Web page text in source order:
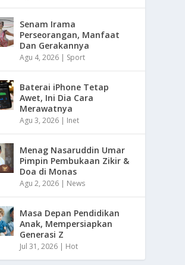
Senam Irama
Perseorangan, Manfaat
Dan Gerakannya
Agu 4, 2026 | Sport
Baterai iPhone Tetap
Awet, Ini Dia Cara
Merawatnya
Agu 3, 2026 | Inet
Menag Nasaruddin Umar
Pimpin Pembukaan Zikir &
Doa di Monas
Agu 2, 2026 | News
Masa Depan Pendidikan
Anak, Mempersiapkan
Generasi Z
Jul 31, 2026 | Hot